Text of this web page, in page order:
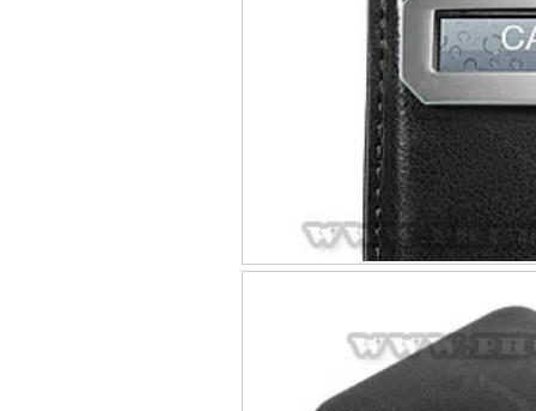
Túi đựng
Bao da Samsung